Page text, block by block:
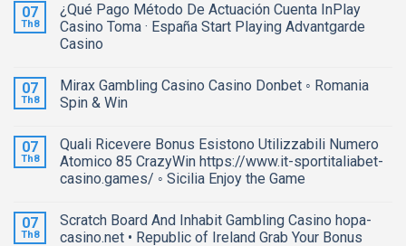
07
Th8
¿Qué Pago Método De Actuación Cuenta InPlay
Casino Toma · España Start Playing Advantgarde
Casino
07
Th8
Mirax Gambling Casino Casino Donbet ◦ Romania
Spin & Win
07
Th8
Quali Ricevere Bonus Esistono Utilizzabili Numero
Atomico 85 CrazyWin https://www.it-sportitaliabet-
casino.games/ ◦ Sicilia Enjoy the Game
07
Th8
Scratch Board And Inhabit Gambling Casino hopa-
casino.net • Republic of Ireland Grab Your Bonus